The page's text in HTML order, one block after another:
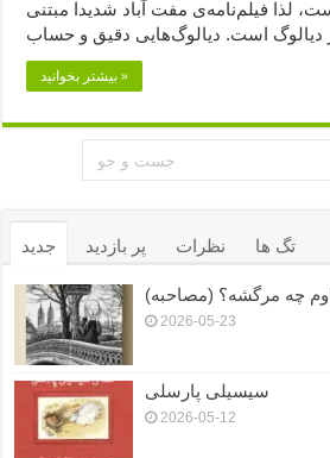
لذا فیلم‌نامه‌ی مفت‌ آباد شدیدا مبتنی
بیشتر بخوانید »
جدید پر بازدید نظرات تگ ها
چه مرگشه؟ (مصاحبه)
2026-05-23
سیسیلی پارسلی
2026-05-12